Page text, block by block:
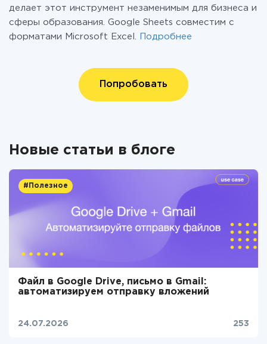
делает этот инструмент незаменимым для бизнеса и
сферы образования. Google Sheets совместим с
форматами Microsoft Excel.
Подробнее
Попробовать
Новые статьи в блоге
#Полезное
Файл в Google Drive, письмо в Gmail:
автоматизируем отправку вложений
24.07.2026 253